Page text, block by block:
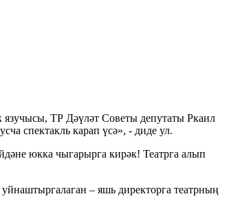
язучысы, ТР Дәүләт Советы депутаты Ркаил
спектакль карап үсә», - диде ул.
юкка чыгарырга кирәк! Театрга алып
– яшь директорга театрның